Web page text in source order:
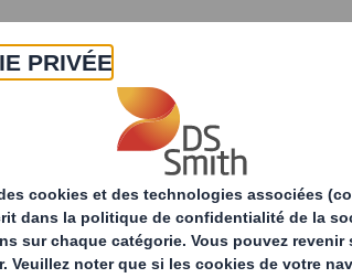
A propos Produits & Services
Notre leadership en économie circulaire